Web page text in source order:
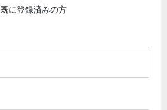
既に登録済みの方